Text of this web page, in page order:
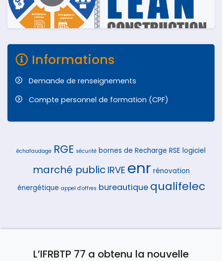
Informations
Demande de renseignements
Compte personnel de formation (CPF)
échafaudage RGE sécurité bornes de Recharge RSE logiciel
marché public IRVE enr rénovation
énergétique appel d'offres bureautique qualifelec
L’IFRBTP 77 a obtenu la nouvelle